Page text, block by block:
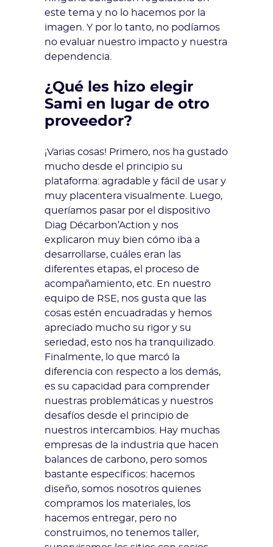
este tema y no lo hacemos por la
imagen. Y por lo tanto, no podíamos
no evaluar nuestro impacto y nuestra
dependencia.
¿Qué les hizo elegir
Sami en lugar de otro
proveedor?
¡Varias cosas! Primero, nos ha gustado
mucho desde el principio su
plataforma: agradable y fácil de usar y
muy placentera visualmente. Luego,
queríamos pasar por el dispositivo
Diag Décarbon’Action y nos
explicaron muy bien cómo iba a
desarrollarse, cuáles eran las
diferentes etapas, el proceso de
acompañamiento, etc. En nuestro
equipo de RSE, nos gusta que las
cosas estén encuadradas y hemos
apreciado mucho su rigor y su
seriedad, esto nos ha tranquilizado.
Finalmente, lo que marcó la
diferencia con respecto a los demás,
es su capacidad para comprender
nuestras problemáticas y nuestros
desafíos desde el principio de
nuestros intercambios. Hay muchas
empresas de la industria que hacen
balances de carbono, pero somos
bastante específicos: hacemos
diseño, somos nosotros quienes
compramos los materiales, los
hacemos entregar, pero no
construimos, no tenemos taller,